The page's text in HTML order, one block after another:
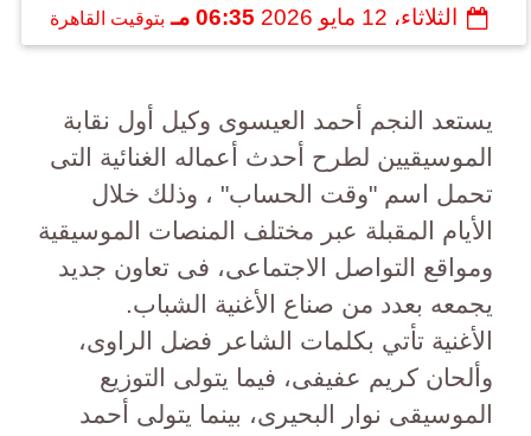
الثلاثاء، 12 مايو 2026 06:35 مـ بتوقيت القاهرة
يستعد النجم أحمد العيسوى وكيل أول نقابة
الموسيقيين لطرح أحدث أعماله الغنائية التى
تحمل اسم "وقت الحساب" ، وذلك خلال
الأيام المقبلة عبر مختلف المنصات الموسيقية
ومواقع التواصل الاجتماعى، فى تعاون جديد
يجمعه بعدد من صناع الأغنية الشباب.
الأغنية تأتي بكلمات الشاعر فضل الراوى،
وألحان كريم عفيفى، فيما يتولى التوزيع
الموسيقى نوار البحيرى، بينما يتولى أحمد